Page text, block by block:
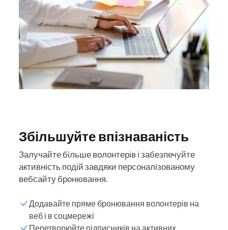
Збільшуйте впізнаваність
Залучайте більше волонтерів і забезпечуйте
активність подій завдяки персоналізованому
вебсайту бронювання.
Додавайте пряме бронювання волонтерів на
веб і в соцмережі
Перетворюйте підписників на активних